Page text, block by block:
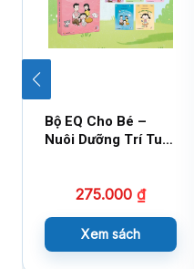
Bộ EQ Cho Bé –
Nuôi Dưỡng Trí Tuệ
275.000 ₫
Xem sách